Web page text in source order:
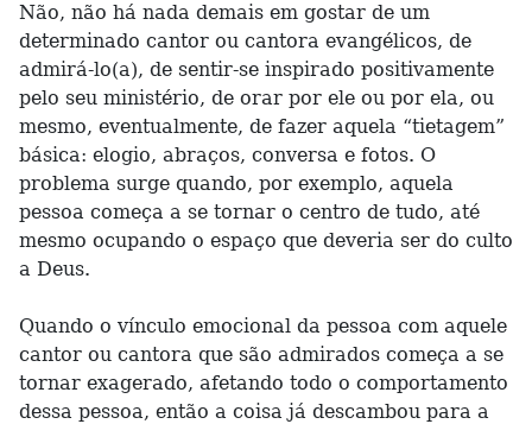
Não, não há nada demais em gostar de um
determinado cantor ou cantora evangélicos, de
admirá-lo(a), de sentir-se inspirado positivamente
pelo seu ministério, de orar por ele ou por ela, ou
mesmo, eventualmente, de fazer aquela “tietagem”
básica: elogio, abraços, conversa e fotos. O
problema surge quando, por exemplo, aquela
pessoa começa a se tornar o centro de tudo, até
mesmo ocupando o espaço que deveria ser do culto
a Deus.
Quando o vínculo emocional da pessoa com aquele
cantor ou cantora que são admirados começa a se
tornar exagerado, afetando todo o comportamento
dessa pessoa, então a coisa já descambou para a